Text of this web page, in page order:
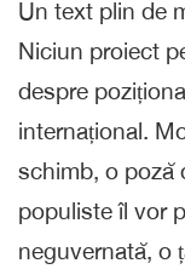
Un text plin de
Niciun proiect
despre
internațional.
schimb, o poză
populiste îl vor
neguvernată, o